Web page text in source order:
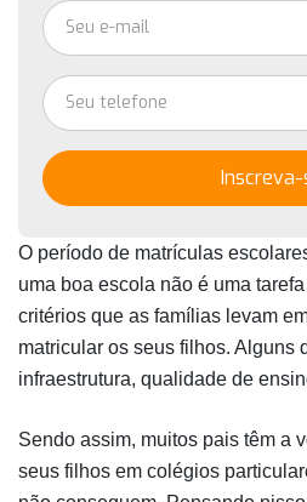
Inscreva-
O período de matrículas
uma boa escola não é uma
critérios que as famílias levam
matricular os seus filhos. Alguns
infraestrutura, qualidade de
Sendo assim, muitos pais têm a
seus filhos em colégios